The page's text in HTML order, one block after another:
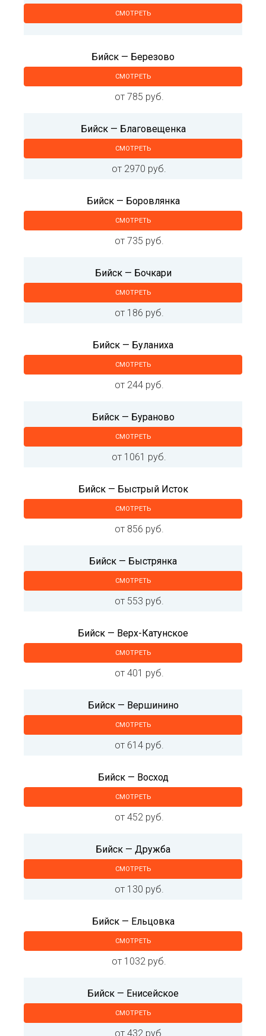
СМОТРЕТЬ
Бийск — Березово
СМОТРЕТЬ
от 785 руб.
Бийск — Благовещенка
СМОТРЕТЬ
от 2970 руб.
Бийск — Боровлянка
СМОТРЕТЬ
от 735 руб.
Бийск — Бочкари
СМОТРЕТЬ
от 186 руб.
Бийск — Буланиха
СМОТРЕТЬ
от 244 руб.
Бийск — Бураново
СМОТРЕТЬ
от 1061 руб.
Бийск — Быстрый Исток
СМОТРЕТЬ
от 856 руб.
Бийск — Быстрянка
СМОТРЕТЬ
от 553 руб.
Бийск — Верх-Катунское
СМОТРЕТЬ
от 401 руб.
Бийск — Вершинино
СМОТРЕТЬ
от 614 руб.
Бийск — Восход
СМОТРЕТЬ
от 452 руб.
Бийск — Дружба
СМОТРЕТЬ
от 130 руб.
Бийск — Ельцовка
СМОТРЕТЬ
от 1032 руб.
Бийск — Енисейское
СМОТРЕТЬ
от 432 руб.